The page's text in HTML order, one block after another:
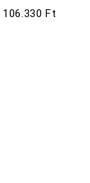
106.330 Ft